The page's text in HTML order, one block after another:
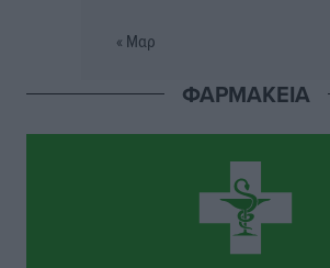
Εθνικός Αρχίπολης: Μεγάλο βήμα
πριν 5 ώρες
ΠΑΜΕ ΣΤΟΙΧΗΜΑ: Περισσότερα από
ευρώ σε κέρδη μοίρασε τον Ιούλιο
« Μαρ
ΦΑΡΜΑΚΕΙΑ